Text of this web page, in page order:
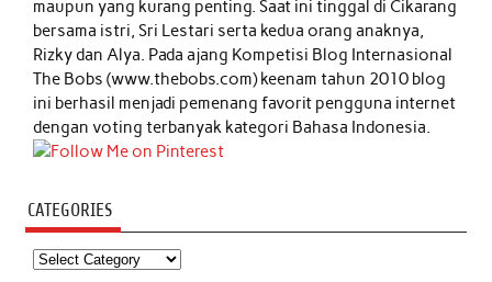
maupun yang kurang penting. Saat ini tinggal di Cikarang
bersama istri, Sri Lestari serta kedua orang anaknya,
Rizky dan Alya. Pada ajang Kompetisi Blog Internasional
The Bobs (www.thebobs.com) keenam tahun 2010 blog
ini berhasil menjadi pemenang favorit pengguna internet
dengan voting terbanyak kategori Bahasa Indonesia.
CATEGORIES
Categories